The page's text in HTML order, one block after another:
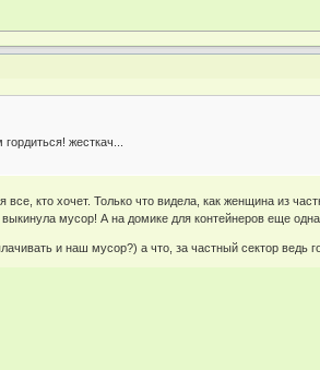
жесткач...
кто хочет. Только что видела, как женщина из
мусор! А на домике для контейнеров еще одна
и наш мусор?) а что, за частный сектор ведь